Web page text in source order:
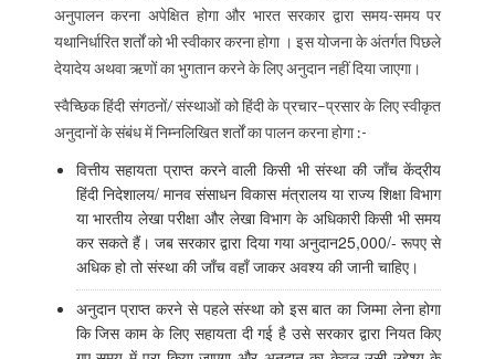
अनुपालन करना अपेक्षित होगा और भारत सरकार द्वारा समय-समय पर
यथानिर्धारित शर्तों को भी स्वीकार करना होगा । इस योजना के अंतर्गत पिछले
देयादेय अथवा ऋणों का भुगतान करने के लिए अनुदान नहीं दिया जाएगा।
स्वैच्छिक हिंदी संगठनों/ संस्थाओं को हिंदी के प्रचार–प्रसार के लिए स्वीकृत
अनुदानों के संबंध में निम्‍नलिखित शर्तों का पालन करना होगा :-
वित्तीय सहायता प्राप्त करने वाली किसी भी संस्था की जाँच केंद्रीय
हिंदी निदेशालय/ मानव संसाधन विकास मंत्रालय या राज्य शिक्षा विभाग
या भारतीय लेखा परीक्षा और लेखा विभाग के अधिकारी किसी भी समय
कर सकते हैं। जब सरकार द्वारा दिया गया अनुदान25,000/- रूपए से
अधिक हो तो संस्था की जाँच वहाँ जाकर अवश्य की जानी चाहिए।
अनुदान प्राप्त करने से पहले संस्था को इस बात का जिम्मा लेना होगा
कि जिस काम के लिए सहायता दी गई है उसे सरकार द्वारा नियत किए